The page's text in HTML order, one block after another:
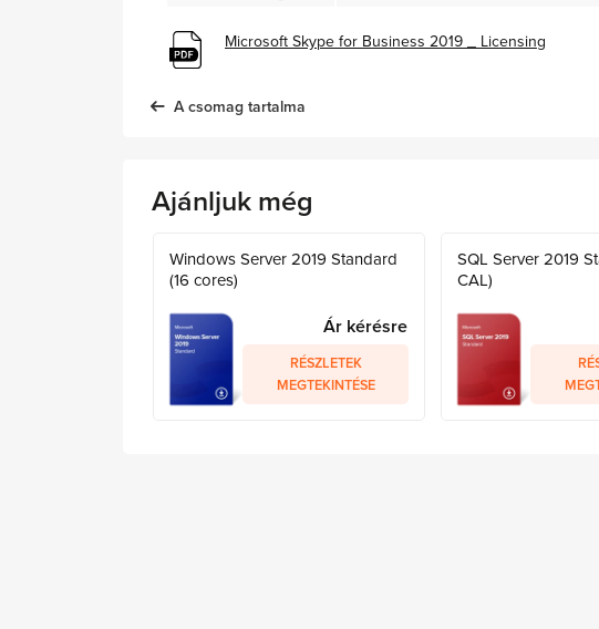
Microsoft Skype for Business 2019 _ Licensing
A csomag tartalma
Ajánljuk még
Windows Server 2019 Standard
(16 cores)
Ár kérésre
RÉSZLETEK
MEGTEKINTÉSE
SQL Server 2019
CAL)